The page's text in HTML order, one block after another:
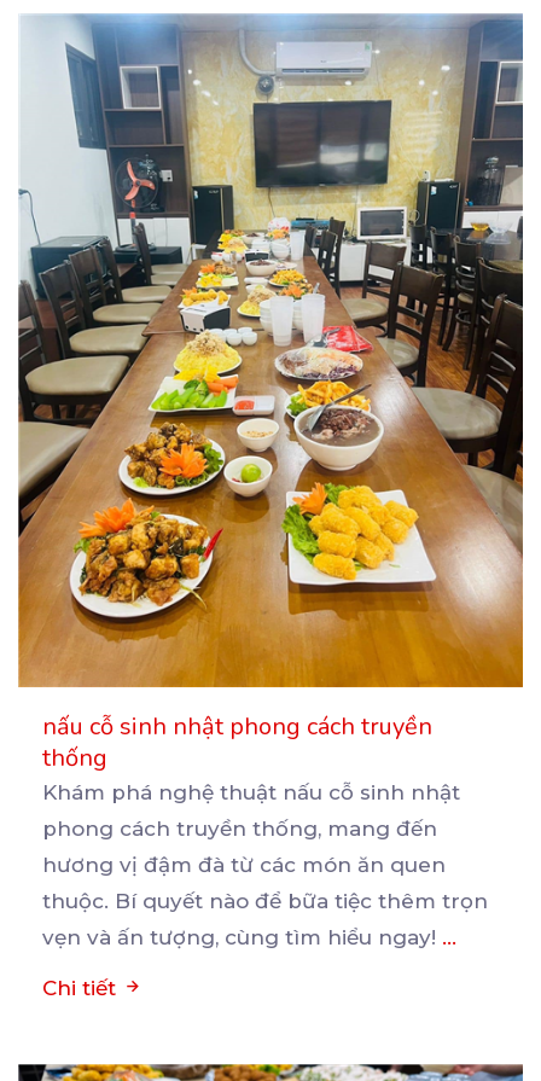
nấu cỗ sinh nhật phong cách truyền
thống
Khám phá nghệ thuật nấu cỗ sinh nhật
phong cách truyền thống, mang đến
hương vị đậm đà từ các món ăn quen
thuộc. Bí quyết nào để bữa tiệc thêm trọn
vẹn và ấn tượng, cùng tìm hiểu ngay! ...
Chi tiết